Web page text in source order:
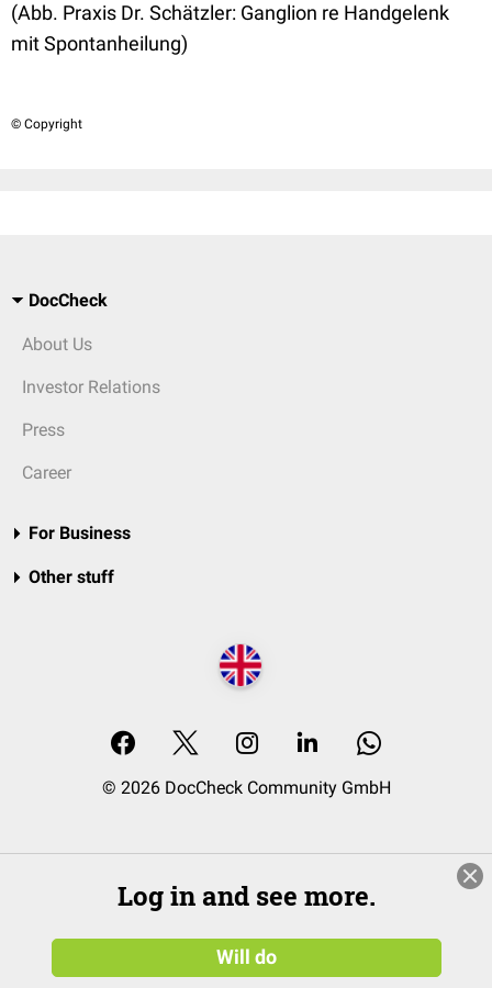
(Abb. Praxis Dr. Schätzler: Ganglion re Handgelenk
mit Spontanheilung)
© Copyright
DocCheck
About Us
Investor Relations
Press
Career
For Business
Other stuff
© 2026 DocCheck Community GmbH
Log in and see more.
Will do